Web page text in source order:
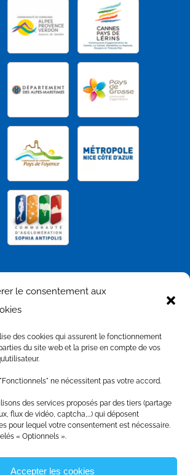
le consentement aux
des cookies qui assurent le fonctionnement
du site web et la prise en compte de vos
ne nécessitent pas votre accord.
des services proposés par des tiers (partage
flux de vidéo, captcha,...) qui déposent
pour lequel votre consentement est nécessaire.
« Optionnels ».
Accepter les cookies